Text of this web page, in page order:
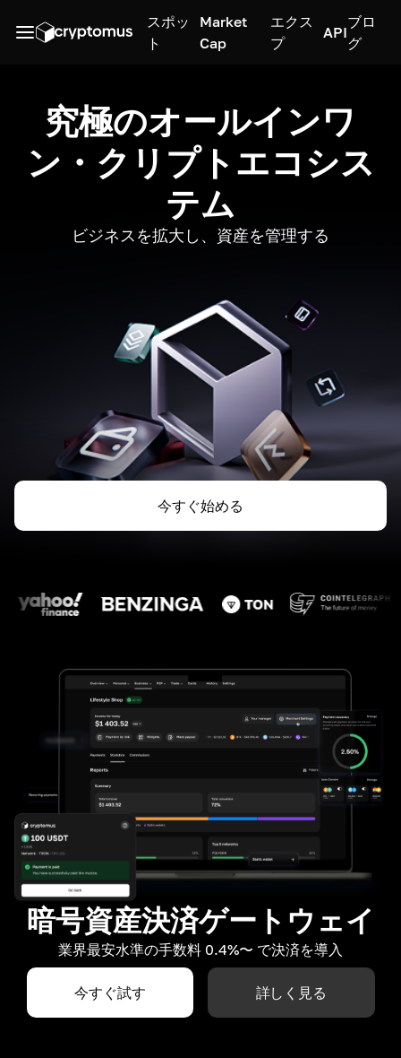
スポッ
ト
Market
Cap
エクス
プ
API
ブロ
グ
究極のオールインワ
ン・クリプトエコシス
テム
ビジネスを拡大し、資産を管理する
今すぐ始める
暗号資産決済ゲートウェイ
業界最安水準の手数料 0.4%〜 で決済を導入
今すぐ試す 詳しく見る